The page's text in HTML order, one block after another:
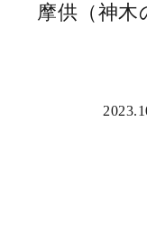
摩供（神木